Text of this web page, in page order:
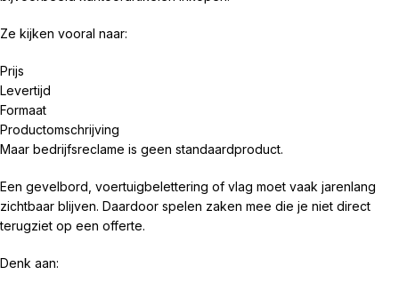
Ze kijken vooral naar:
Prijs
Levertijd
Formaat
Productomschrijving
Maar bedrijfsreclame is geen standaardproduct.
Een gevelbord, voertuigbelettering of vlag moet vaak jarenlang
zichtbaar blijven. Daardoor spelen zaken mee die je niet direct
terugziet op een offerte.
Denk aan: